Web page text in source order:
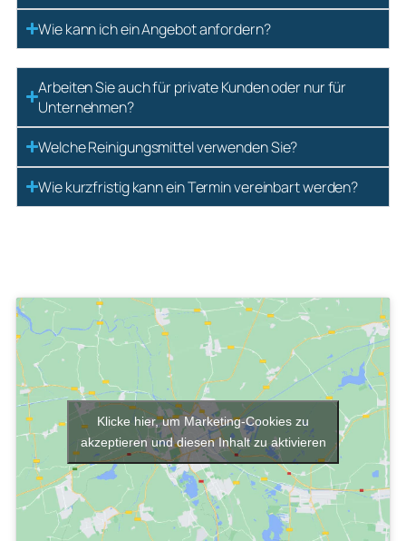
Wie kann ich ein Angebot anfordern?
Arbeiten Sie auch für private Kunden oder nur für
Unternehmen?
Welche Reinigungsmittel verwenden Sie?
Wie kurzfristig kann ein Termin vereinbart werden?
Klicke hier, um Marketing-Cookies zu
akzeptieren und diesen Inhalt zu aktivieren